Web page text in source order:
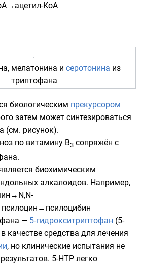
КоА
, мелатонина и серотонина из
триптофана
биологическим прекурсором
затем может синтезироваться
(см. рисунок).
по витамину B3 сопряжён с
биохимическим
алкалоидов. Например,
— 5-гидрокситриптофан (5-
качестве средства для лечения
, но клинические испытания не
5-HTP легко